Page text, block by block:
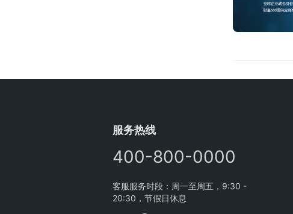
服务热线
400-800-0000
客服服务时段：周一至周五，9:30 -
20:30，节假日休息